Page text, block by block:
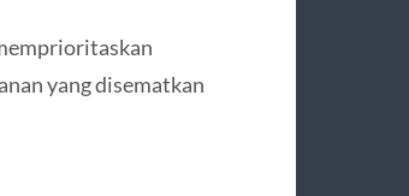
yang disematkan